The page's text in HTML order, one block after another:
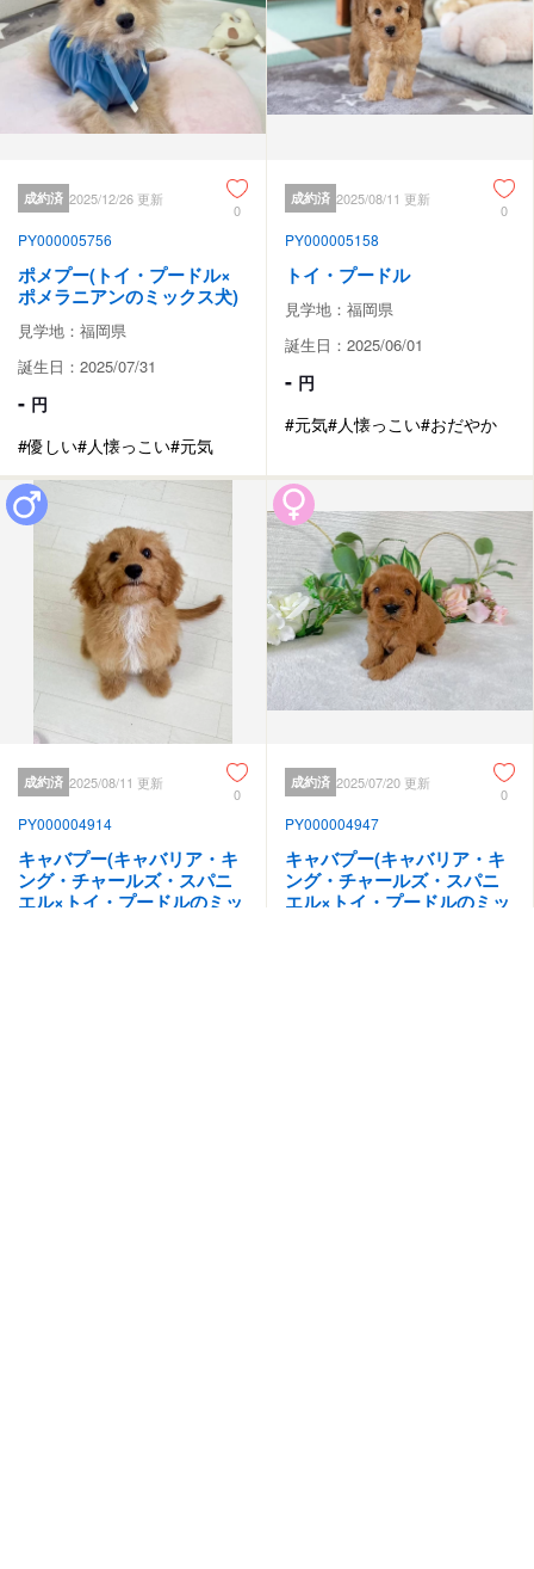
成約済 2025/12/26 更新
0
PY000005756
ポメプー(トイ・プードル×
ポメラニアンのミックス犬)
見学地：福岡県
誕生日：2025/07/31
- 円
#優しい#人懐っこい#元気
成約済 2025/08/11 更新
0
PY000005158
トイ・プードル
見学地：福岡県
誕生日：2025/06/01
- 円
#元気#人懐っこい#おだやか
成約済 2025/08/11 更新
0
PY000004914
キャバプー(キャバリア・キ
ング・チャールズ・スパニ
エル×トイ・プードルのミッ
成約済 2025/07/20 更新
0
PY000004947
キャバプー(キャバリア・キ
ング・チャールズ・スパニ
エル×トイ・プードルのミッ